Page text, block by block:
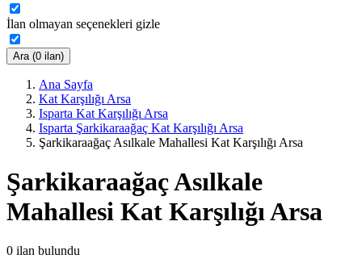
İlan olmayan seçenekleri gizle
Ara (0 ilan)
Ana Sayfa
Kat Karşılığı Arsa
Isparta Kat Karşılığı Arsa
Isparta Şarkikaraağaç Kat Karşılığı Arsa
Şarkikaraağaç Asılkale Mahallesi Kat Karşılığı Arsa
Şarkikaraağaç Asılkale
Mahallesi Kat Karşılığı Arsa
0 ilan bulundu